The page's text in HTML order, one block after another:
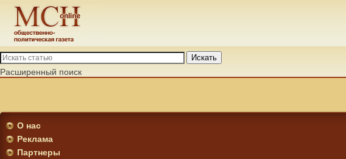
Искать
Расширенный поиск
О нас
Реклама
Партнеры